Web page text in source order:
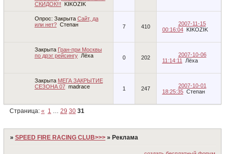
СКИДОК!!!
KIKOZIK
Опрос: Закрыта Сайт, да
или нет? Степан 7 410
2007-11-15
00:16:04
KIKOZIK
Закрыта Гран-при Москвы
по дрэг рейсингу
Лёха 0 202
2007-10-06
11:14:11
Лёха
Закрыта МЕГА ЗАКРЫТИЕ
СЕЗОНА 07 madrace 1 247
2007-10-01
18:25:35 Степан
Страница: « 1 … 29 30 31
» SPEED FIRE RACING CLUB>>> » Реклама